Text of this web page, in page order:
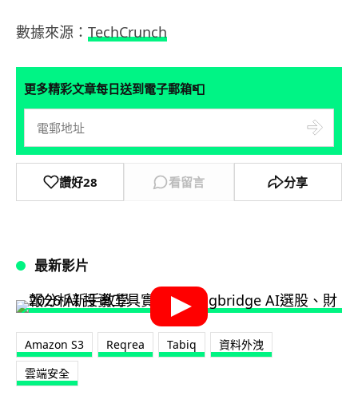
數據來源： TechCrunch
更多精彩文章每日送到電子郵箱📮
讚好28 看留言 分享
最新影片
Amazon S3 Reqrea Tabiq
資料外洩
雲端安全